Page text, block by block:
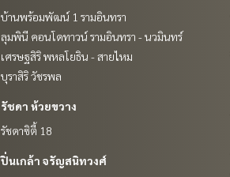
บ้านพร้อมพัฒน์ 1 รามอินทรา
ลุมพินี คอนโดทาวน์ รามอินทรา - นวมินทร์
เศรษฐสิริ พหลโยธิน - สายไหม
บุราสิริ วัชรพล
รัชดา ห้วยขวาง
รัชดาซิตี้ 18
ปิ่นเกล้า จรัญสนิทวงศ์